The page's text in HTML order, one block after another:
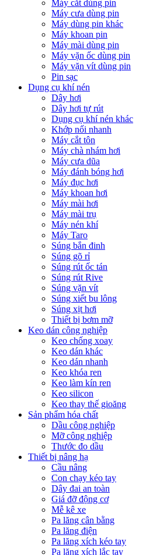
Máy cắt dùng pin
Máy cưa dùng pin
Máy dùng pin khác
Máy khoan pin
Máy mài dùng pin
Máy vặn ốc dùng pin
Máy vặn vít dùng pin
Pin sạc
Dụng cụ khí nén
Dây hơi
Dây hơi tự rút
Dụng cụ khí nén khác
Khớp nối nhanh
Máy cắt tôn
Máy chà nhám hơi
Máy cưa dũa
Máy đánh bóng hơi
Máy đục hơi
Máy khoan hơi
Máy mài hơi
Máy mài trụ
Máy nén khí
Máy Taro
Súng bắn đinh
Súng gõ rỉ
Súng rút ốc tán
Súng rút Rive
Súng vặn vít
Súng xiết bu lông
Súng xịt hơi
Thiết bị bơm mỡ
Keo dán công nghiệp
Keo chống xoay
Keo dán khác
Keo dán nhanh
Keo khóa ren
Keo làm kín ren
Keo silicon
Keo thay thế gioăng
Sản phẩm hóa chất
Dầu công nghiệp
Mỡ công nghiệp
Thước đo dầu
Thiết bị nâng hạ
Cầu nâng
Con chạy kéo tay
Dây đai an toàn
Giá đỡ động cơ
Mễ kê xe
Pa lăng cân bằng
Pa lăng điện
Pa lăng xích kéo tay
Pa lăng xích lắc tay